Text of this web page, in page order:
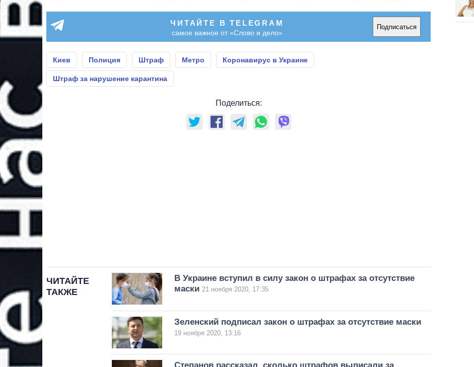
ЧИТАЙТЕ В TELEGRAM
самое важное от «Слово и дело»
Подписаться
Киев Полиция Штраф Метро Коронавирус в Украине
Штраф за нарушение карантина
Поделиться:
ЧИТАЙТЕ
ТАКЖЕ
В Украине вступил в силу закон о штрафах за отсутствие
маски 21 ноября 2020, 17:35
Зеленский подписал закон о штрафах за отсутствие маски
19 ноября 2020, 13:16